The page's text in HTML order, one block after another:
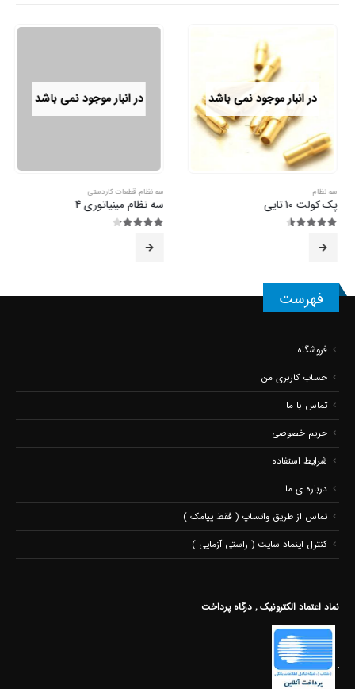
در انبار موجود نمی باشد
سه نظام
پک کولت 10 تایی
در انبار موجود نمی باشد
سه نظام,قطعات کاردستی
سه نظام مینیاتوری 4
فهرست
فروشگاه
حساب کاربری من
تماس با ما
حریم خصوصی
شرایط استفاده
درباره ی ما
تماس از طریق واتساپ ( فقط پیامک )
کنترل اینماد سایت ( راستی آزمایی )
نماد اعتماد الکترونیک , درگاه پرداخت